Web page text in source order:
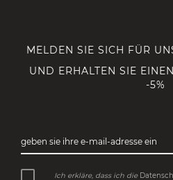
MELDEN SIE SICH FÜR
UND ERHALTEN SIE
-5%
geben sie ihre e-mail-adresse ein
Ich erkläre, dass ich die